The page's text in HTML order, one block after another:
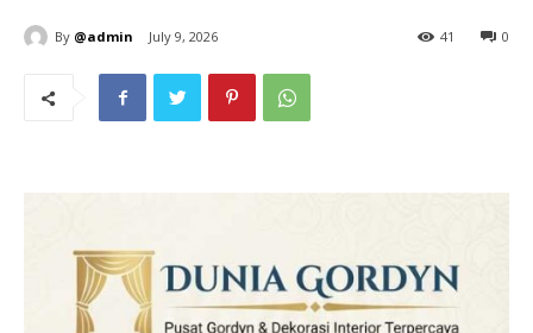
By @admin July 9, 2026 0
41